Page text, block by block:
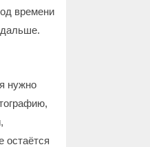
времени
дальше.
нужно
остаётся